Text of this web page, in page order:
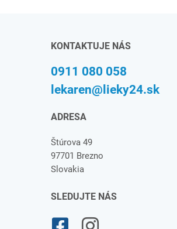
KONTAKTUJE NÁS
0911 080 058
lekaren@lieky24.sk
ADRESA
Štúrova 49
97701 Brezno
Slovakia
SLEDUJTE NÁS